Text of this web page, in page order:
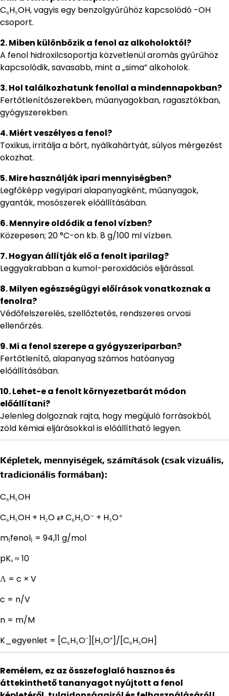
C₆H₅OH, vagyis egy benzolgyűrűhöz kapcsolódó -OH
csoport.
2. Miben különbözik a fenol az alkoholoktól?
A fenol hidroxilcsoportja közvetlenül aromás gyűrűhöz
kapcsolódik, savasabb, mint a „sima” alkoholok.
3. Hol találkozhatunk fenollal a mindennapokban?
Fertőtlenítőszerekben, műanyagokban, ragasztókban,
gyógyszerekben.
4. Miért veszélyes a fenol?
Toxikus, irritálja a bőrt, nyálkahártyát, súlyos mérgezést
okozhat.
5. Mire használják ipari mennyiségben?
Legfőképp vegyipari alapanyagként, műanyagok,
gyanták, mosószerek előállításában.
6. Mennyire oldódik a fenol vízben?
Közepesen; 20 °C-on kb. 8 g/100 ml vízben.
7. Hogyan állítják elő a fenolt iparilag?
Leggyakrabban a kumol-peroxidációs eljárással.
8. Milyen egészségügyi előírások vonatkoznak a
fenolra?
Védőfelszerelés, szellőztetés, rendszeres orvosi
ellenőrzés.
9. Mi a fenol szerepe a gyógyszeriparban?
Fertőtlenítő, alapanyag számos hatóanyag
előállításában.
10. Lehet-e a fenolt környezetbarát módon
előállítani?
Jelenleg dolgoznak rajta, hogy megújuló forrásokból,
zöld kémiai eljárásokkal is előállítható legyen.
Képletek, mennyiségek, számítások (csak vizuális,
tradicionális formában):
C₆H₅OH
C₆H₅OH + H₂O ⇄ C₆H₅O⁻ + H₃O⁺
m₍fenol₎ = 94,11 g/mol
pKₐ ≈ 10
Λ = c × V
c = n/V
n = m/M
K_egyenlet = [C₆H₅O⁻][H₃O⁺]/[C₆H₅OH]
Remélem, ez az összefoglaló hasznos és
áttekinthető tananyagot nyújtott a fenol